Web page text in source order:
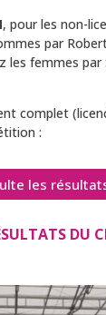
, pour les non-
par
les femmes par
complet
:
les
DU